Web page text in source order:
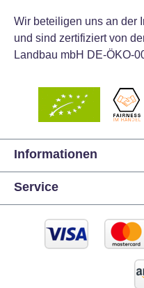
Wir beteiligen uns an der
und sind zertifiziert von
Landbau mbH DE-ÖKO-
Informationen
Service